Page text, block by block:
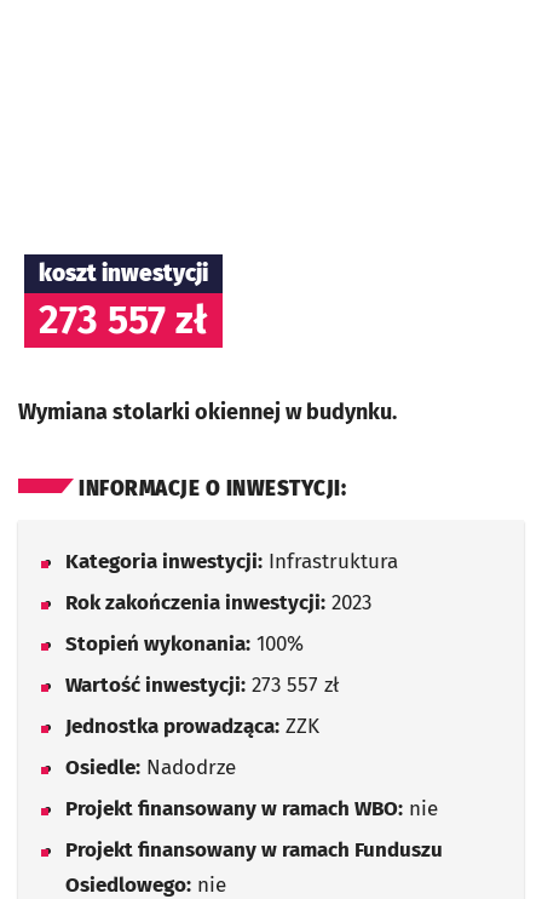
koszt inwestycji
273 557 zł
Wymiana stolarki okiennej w budynku.
INFORMACJE O INWESTYCJI:
Kategoria inwestycji: Infrastruktura
Rok zakończenia inwestycji: 2023
Stopień wykonania: 100%
Wartość inwestycji: 273 557 zł
Jednostka prowadząca: ZZK
Osiedle: Nadodrze
Projekt finansowany w ramach WBO: nie
Projekt finansowany w ramach Funduszu
Osiedlowego: nie